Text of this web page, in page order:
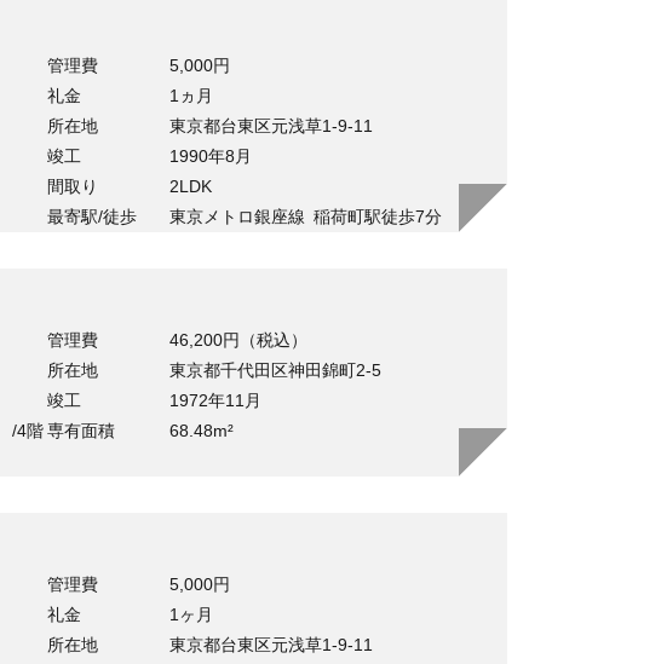
管理費
5,000円
礼金
1ヵ月
所在地
東京都台東区元浅草1-9-11
竣工
1990年8月
間取り
2LDK
最寄駅/徒歩 東京メトロ銀座線 稲荷町駅徒歩7分
管理費
46,200円（税込）
所在地
東京都千代田区神田錦町2-5
竣工
1972年11月
/4階 専有面積
68.48m²
管理費
5,000円
礼金
1ヶ月
所在地
東京都台東区元浅草1-9-11